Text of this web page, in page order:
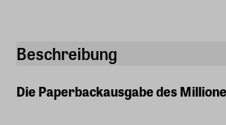
Beschreibung
Die Paperbackausgabe des